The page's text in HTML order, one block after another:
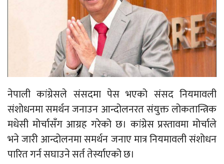
नेपाली कांग्रेसले संसदमा पेस भएको संसद नियमावली
संशोधनमा समर्थन जनाउन आन्दोलनरत संयुक्त लोकतान्त्रिक
मधेसी मोर्चासँग आग्रह गरेको छ। कांग्रेस प्रस्तावमा मोर्चाले
भने जारी आन्दोलनमा समर्थन जनाए मात्र नियमावली संशोधन
पारित गर्न सघाउने सर्त तेर्स्याएको छ।